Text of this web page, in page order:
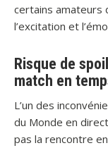
certains amateurs
l’excitation et
Risque de
match en
L’un des
du Monde en
pas la rencontre